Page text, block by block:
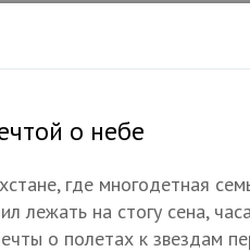
о небе
где многодетная
лежать на стогу сена,
о полетах к звездам